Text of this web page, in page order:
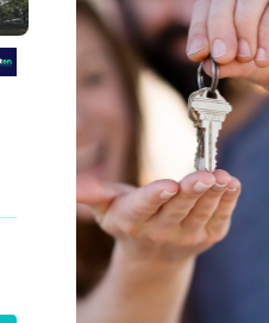
APARTAMENTO
Q 1,136,200
Cuotas desde Q 7,319*
Noa Apartamentos Tipo B
Noa Apartamentos
2 dormitorios
2 baños
1 parqueo